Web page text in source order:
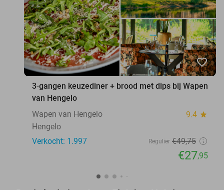
favorite_border
3-gangen keuzediner + brood met dips bij Wapen
van Hengelo
Wapen van Hengelo
9.4 star
Hengelo
Verkocht: 1.997
Regulier €49,75
€27,95